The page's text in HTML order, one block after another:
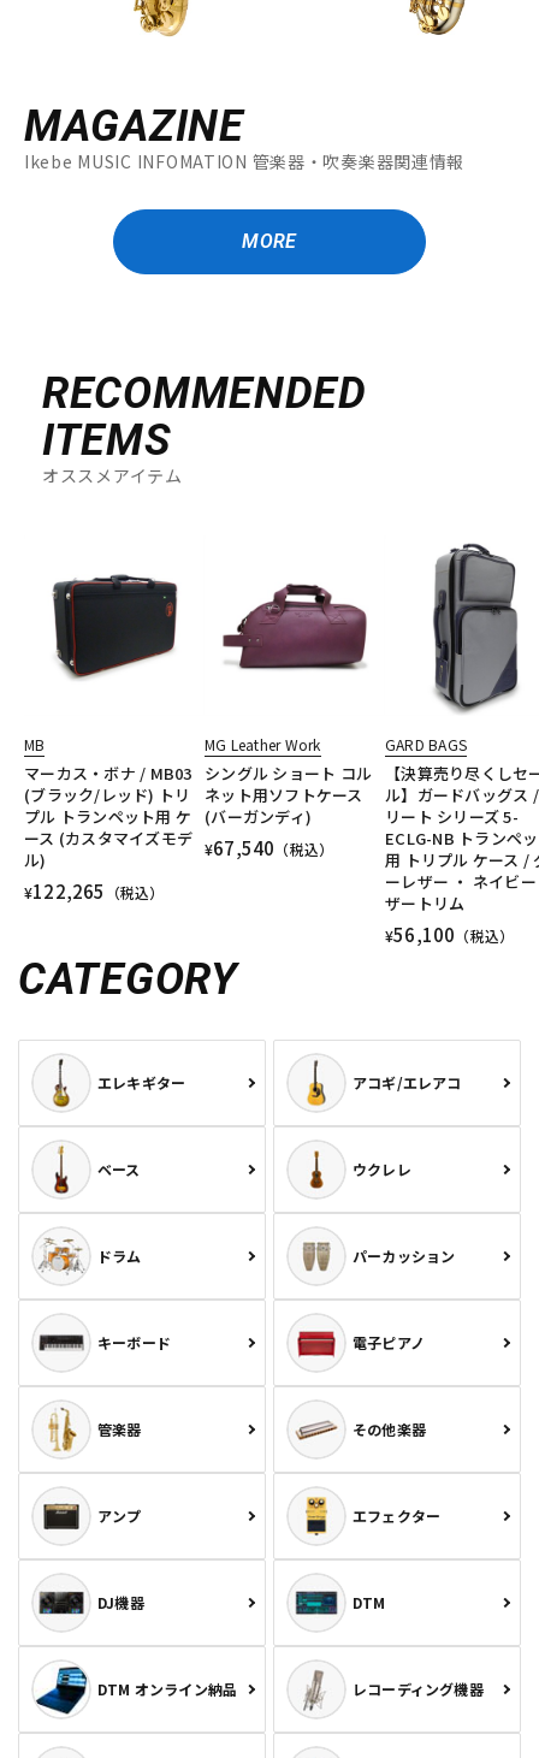
MAGAZINE
Ikebe MUSIC INFOMATION 管楽器・吹奏楽器関連情報
MORE
RECOMMENDED
ITEMS
オススメアイテム
MB
マーカス・ボナ / MB03
(ブラック/レッド) トリ
プル トランペット用 ケ
ース (カスタマイズモデ
ル)
¥122,265 （税込）
MG Leather Work
シングル ショート コル
ネット用ソフトケース
(バーガンディ)
¥67,540 （税込）
GARD BAGS
【決算売り尽くしセ
ル】ガードバッグス
リート シリーズ 5-
ECLG-NB トランペ
用 トリプル ケース /
ーレザー ・ ネイビ
ザートリム
¥56,100 （税込）
CATEGORY
エレキギター アコギ/エレアコ
ベース ウクレレ
ドラム パーカッション
キーボード 電子ピアノ
管楽器 その他楽器
アンプ エフェクター
DJ機器 DTM
DTM オンライン納品 レコーディング機器